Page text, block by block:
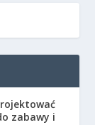
zabawy i